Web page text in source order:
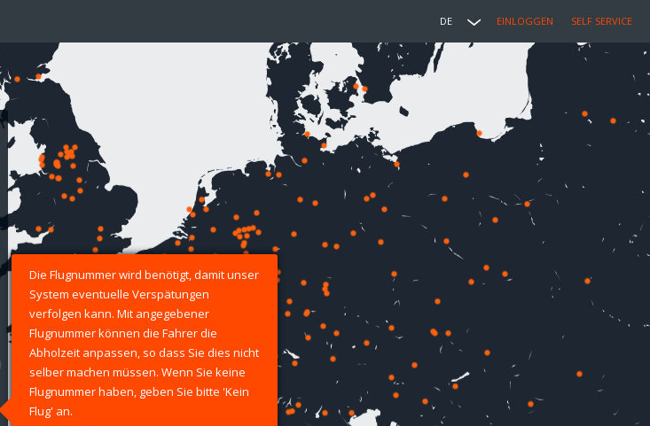
DE EINLOGGEN SELF SERVICE
Die Flugnummer wird benötigt, damit unser
System eventuelle Verspätungen
verfolgen kann. Mit angegebener
Flugnummer können die Fahrer die
Abholzeit anpassen, so dass Sie dies nicht
selber machen müssen. Wenn Sie keine
Flugnummer haben, geben Sie bitte 'Kein
Flug' an.